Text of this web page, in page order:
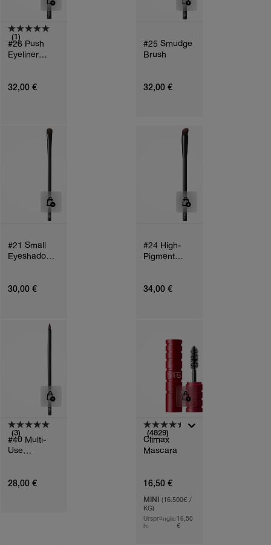
(1)
#26 Push
Eyeliner
32,00 €
#25 Smudge
Brush
32,00 €
#21 Small
Eyeshadow
30,00 €
#24 High-
Pigment
34,00 €
(3)
#40 Multi-
Use
28,00 €
(4829)
Climax
Mascara
16,50 €
MINI
(16.500€ /
KG)
Ursprünglic
h:
16,50
€